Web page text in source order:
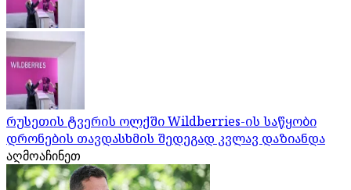
რუსეთის ტვერის ოლქში Wildberries-ის საწყობი
დრონების თავდასხმის შედეგად კვლავ დაზიანდა
აღმოაჩინეთ